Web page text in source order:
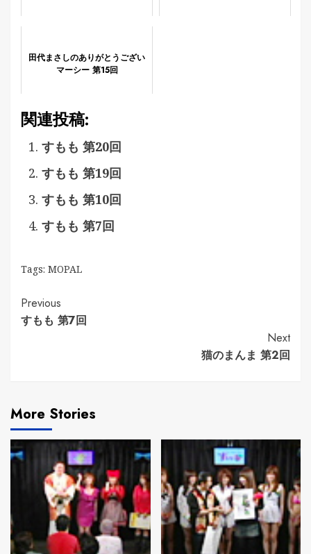
田代まさしのありがとうござい
マーシー 第15回
関連投稿:
すもも 第20回
すもも 第19回
すもも 第10回
すもも 第7回
Tags: MOPAL
Continue
Reading
Previous
すもも 第7回
Next
猫のまんま 第2回
More Stories